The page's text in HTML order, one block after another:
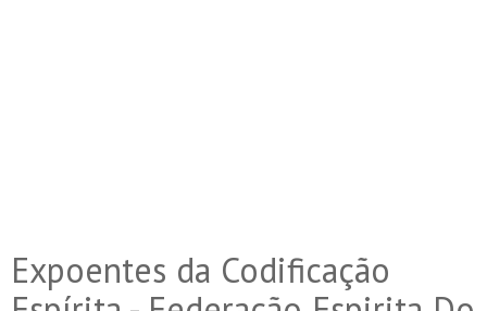
Expoentes da Codificação